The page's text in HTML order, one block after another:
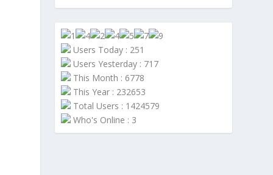
Users Today : 251
Users Yesterday : 717
This Month : 6778
This Year : 232653
Total Users : 1424579
Who's Online : 3